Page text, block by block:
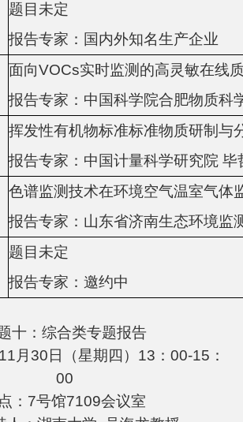
题目未定
报告专家 ： 国内外知名生产企业
面向VOCs实时监测的高灵敏在线
报告专家： 中国科学院合肥物质科
挥发性有机物标准标准物质研制与
报告专家： 中国计量科学研究院 毕
色谱监测技术在环境空气温室气体
报告专家：山东省济南生态环境监
题目未定
报告专家： 邀约中
十：综合类专题报告
月30日（星期四）13：00-15：
00
：7号馆7109会议室